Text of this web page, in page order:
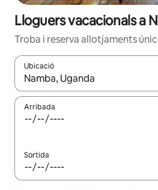
Lloguers vacacionals a
Troba i reserva allotjaments
Ubicació
Quan els resultats estiguin
Arribada
Sortida